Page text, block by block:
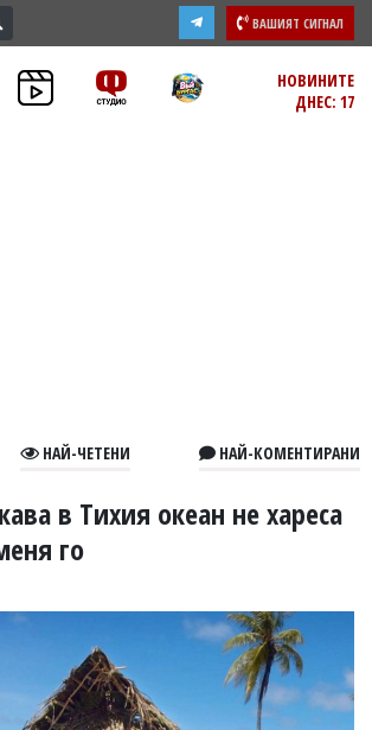
ВАШИЯТ СИГНАЛ
НОВИНИТЕ
ДНЕС: 17
НАЙ-ЧЕТЕНИ НАЙ-КОМЕНТИРАНИ
в Тихия океан не хареса
го